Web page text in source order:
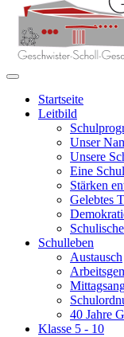
Startseite
Leitbild
Unser
Unsere
Eine
Stärken
Gelebtes
Schulleben
Austausch
40 Jahre
Klasse 5 - 10